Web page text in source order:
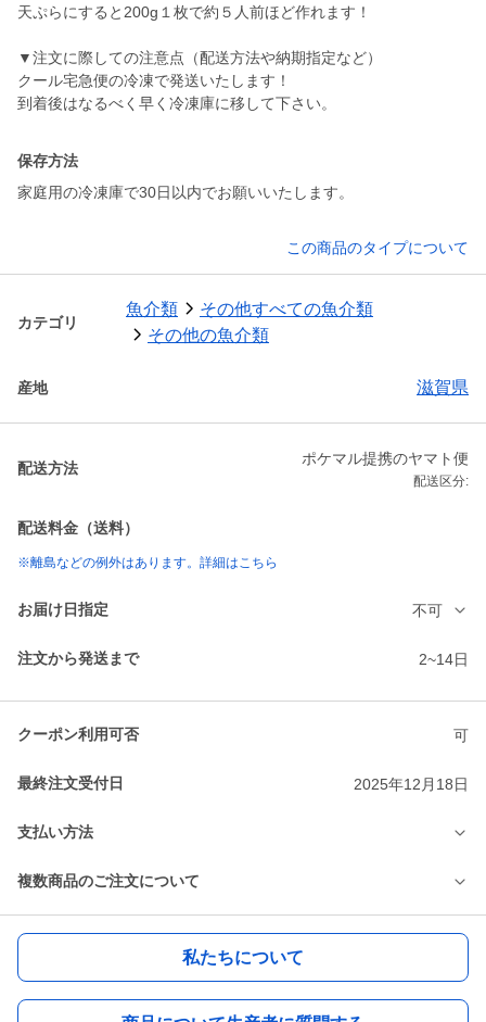
天ぷらにすると200g１枚で約５人前ほど作れます！
▼注文に際しての注意点（配送方法や納期指定など）
クール宅急便の冷凍で発送いたします！
保存方法
家庭用の冷凍庫で30日以内でお願いいたします。
この商品のタイプについて
カテゴリ
魚介類
その他すべての魚介類
その他の魚介類
産地 滋賀県
配送方法
ポケマル提携のヤマト便
配送区分:
配送料金（送料）
※離島などの例外はあります。詳細はこちら
お届け日指定 不可
注文から発送まで 2~14日
クーポン利用可否 可
最終注文受付日 2025年12月18日
支払い方法
複数商品のご注文について
私たちについて